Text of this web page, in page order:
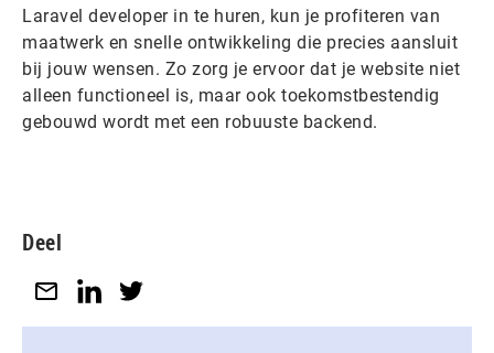
Laravel developer in te huren, kun je profiteren van
maatwerk en snelle ontwikkeling die precies aansluit
bij jouw wensen. Zo zorg je ervoor dat je website niet
alleen functioneel is, maar ook toekomstbestendig
gebouwd wordt met een robuuste backend.
Deel